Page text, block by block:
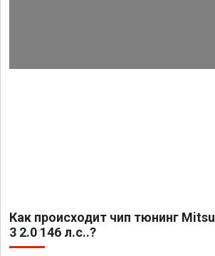
Как происходит чип тюнинг
3 2.0 146 л.с..?